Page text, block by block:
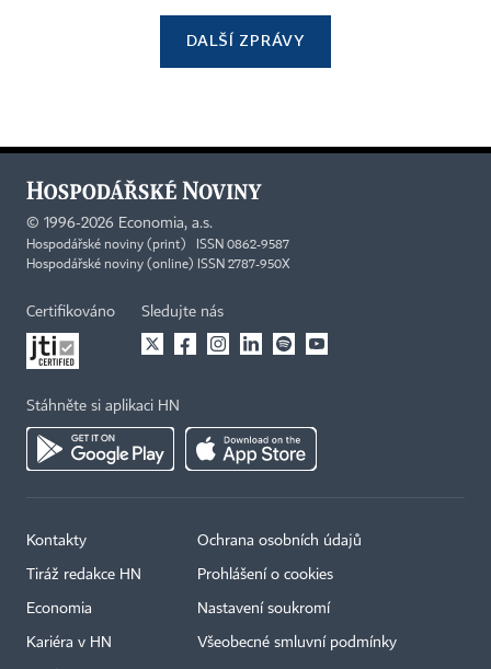
DALŠÍ ZPRÁVY
© 1996-2026 Economia, a.s.
Hospodářské noviny (print) ISSN 0862-9587
Hospodářské noviny (online) ISSN 2787-950X
Certifikováno Sledujte nás
Stáhněte si aplikaci HN
Kontakty
Tiráž redakce HN
Economia
Kariéra v HN
Ochrana osobních údajů
Prohlášení o cookies
Nastavení soukromí
Všeobecné smluvní podmínky